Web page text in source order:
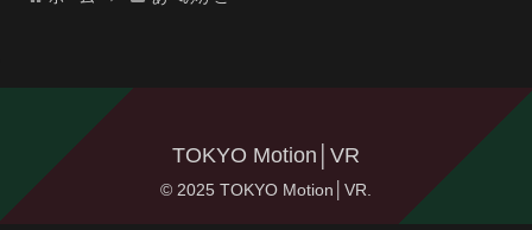
TOKYO Motion│VR
© 2025 TOKYO Motion│VR.